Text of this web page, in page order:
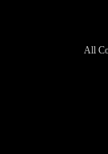
All